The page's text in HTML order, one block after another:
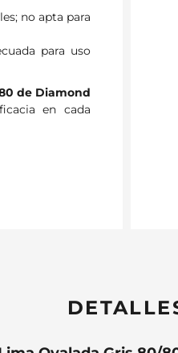
no apta para
para uso
de Diamond
en cada